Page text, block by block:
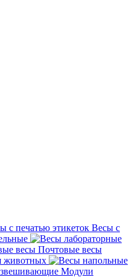
Весы с
Почтовые весы
животных
Модули